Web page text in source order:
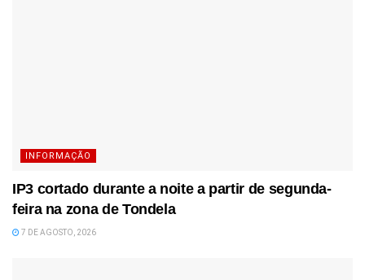
INFORMAÇÃO
IP3 cortado durante a noite a partir de segunda-
feira na zona de Tondela
7 DE AGOSTO, 2026